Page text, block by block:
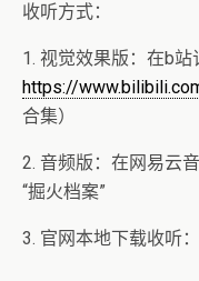
收听方式：
1. 视觉效果版：在b站
https://
合集）
2. 音频版：在网易云
“掘火档案”
3. 官网本地下载收听：